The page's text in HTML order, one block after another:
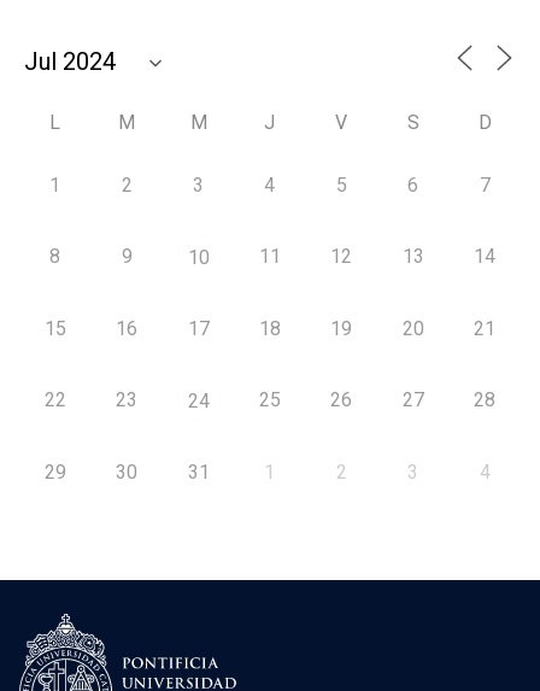
L M M J V S D
1 2 3 4 5 6 7
8 9 10 11 12 13 14
15 16 17 18 19 20 21
22 23 24 25 26 27 28
29 30 31 1 2 3 4